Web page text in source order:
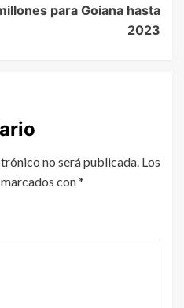
para Goiana hasta
2023
no será publicada. Los
con*